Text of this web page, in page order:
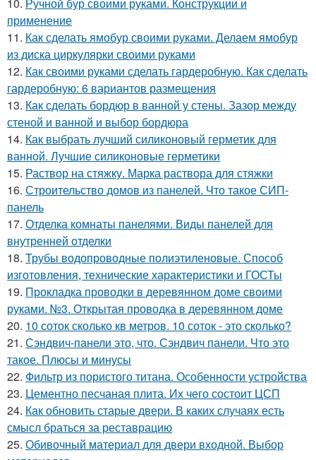
применение
11. Как сделать ямобур своими руками. Делаем ямобур
из диска циркулярки своими руками
12. Как своими руками сделать гардеробную. Как сделать
гардеробную: 6 вариантов размещения
13. Как сделать бордюр в ванной у стены. Зазор между
стеной и ванной и выбор бордюра
14. Как выбрать лучший силиконовый герметик для
ванной. Лучшие силиконовые герметики
15. Раствор на стяжку. Марка раствора для стяжки
16. Строительство домов из панелей. Что такое СИП-
панель
17. Отделка комнаты панелями. Виды панелей для
внутренней отделки
18. Трубы водопроводные полиэтиленовые. Способ
изготовления, технические характеристики и ГОСТы
19. Прокладка проводки в деревянном доме своими
руками. №3. Открытая проводка в деревянном доме
20. 10 соток сколько кв метров. 10 соток - это сколько?
21. Сэндвич-панели это, что. Сэндвич панели. Что это
такое. Плюсы и минусы
22. Фильтр из пористого титана. Особенности устройства
23. Цементно песчаная плита. Их чего состоит ЦСП
24. Как обновить старые двери. В каких случаях есть
смысл браться за реставрацию
25. Обивочный материал для двери входной. Выбор